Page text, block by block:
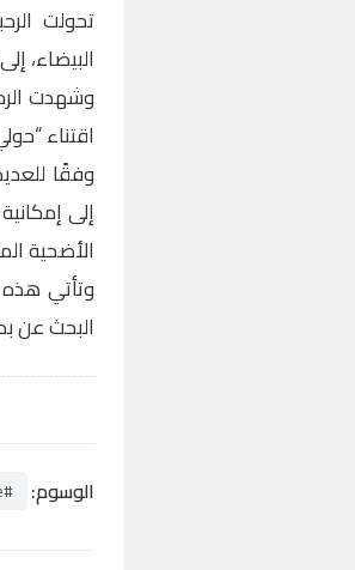
تحولت
البيضاء،
وشهدت
اقتناء
وفقًا
إلى
الأضحية
وتأتي
البحث عن
الوسوم: #mobile